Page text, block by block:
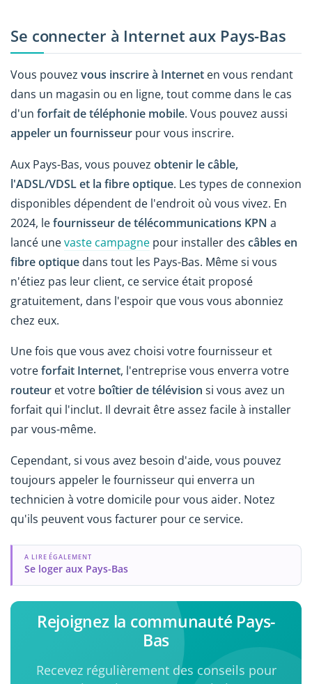
Se connecter à Internet aux Pays-Bas
Vous pouvez vous inscrire à Internet en vous rendant
dans un magasin ou en ligne, tout comme dans le cas
d'un forfait de téléphonie mobile. Vous pouvez aussi
appeler un fournisseur pour vous inscrire.
Aux Pays-Bas, vous pouvez obtenir le câble,
l'ADSL/VDSL et la fibre optique. Les types de connexion
disponibles dépendent de l'endroit où vous vivez. En
2024, lefournisseur de télécommunications KPN a
lancé unevaste campagne pour installer des câbles en
fibre optique dans tout les Pays-Bas. Même si vous
n'étiez pas leur client, ce service était proposé
gratuitement, dans l'espoir que vous vous abonniez
chez eux.
Une fois que vous avez choisi votre fournisseur et
votreforfait Internet, l'entreprise vous enverra votre
routeur et votre boîtier de télévision si vous avez un
forfait qui l'inclut. Il devrait être assez facile à installer
par vous-même.
Cependant, si vous avez besoin d'aide, vous pouvez
toujours appeler le fournisseur qui enverra un
technicien à votre domicile pour vous aider. Notez
qu'ils peuvent vous facturer pour ce service.
A LIRE ÉGALEMENT
Se loger aux Pays-Bas
Rejoignez la communauté Pays-
Bas
Recevez régulièrement des conseils pour